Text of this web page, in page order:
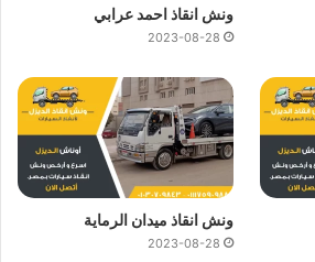
ونش انقاذ احمد عرابي
2023-08-28
ونش انقاذ ميدان الرماية
2023-08-28